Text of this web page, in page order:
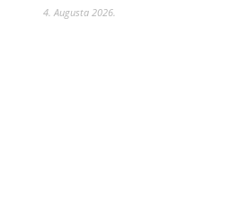
4. Augusta 2026.